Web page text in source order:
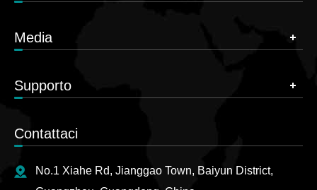
Media
Supporto
Contattaci
No.1 Xiahe Rd, Jianggao Town, Baiyun District,